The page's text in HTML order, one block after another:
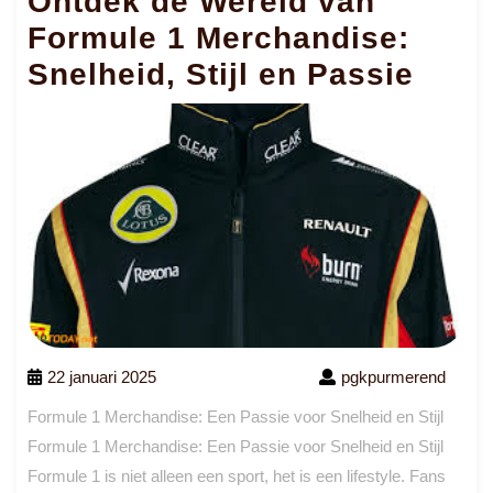
Formule 1 Merchandise:
Snelheid, Stijl en Passie
22 januari 2025 pgkpurmerend
Formule 1 Merchandise: Een Passie voor Snelheid en Stijl
Formule 1 Merchandise: Een Passie voor Snelheid en Stijl
Formule 1 is niet alleen een sport, het is een lifestyle. Fans